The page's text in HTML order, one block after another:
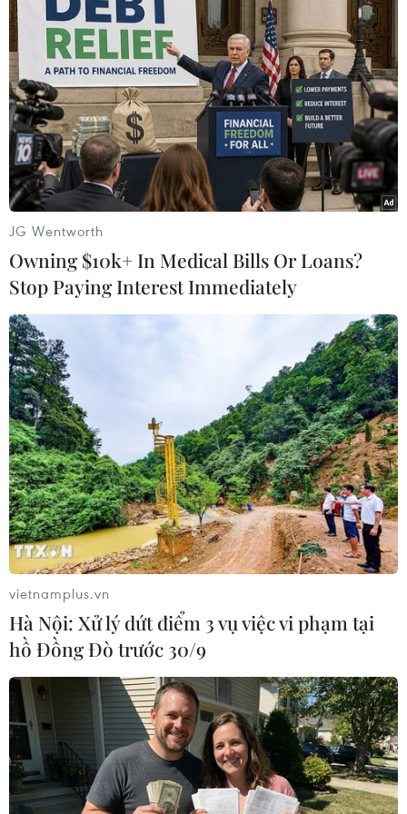
Thuận đã đưa vào khai thác có 4 làn xe với tốc
độ tối đa chỉ 80km/giờ./.
(Vietnam+)
#Cao tốc Bắc-Nam
#đường cao tốc
#tốc độ xe chạy đường cao tốc
#nâng tốc độ cao tốc
#khánh thành cao tốc bắc-nam
Theo dõi VietnamPlus
TIN LIÊN QUAN
JG Wentworth
Owning $10k+ In Medical Bills Or Loans?
Stop Paying Interest Immediately
vietnamplus.vn
Hà Nội: Xử lý dứt điểm 3 vụ việc vi phạm tại
hồ Đồng Đò trước 30/9